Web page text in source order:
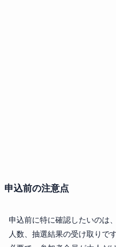
申込前の注意点
申込前に特に確認したいのは
人数、抽選結果の受け取りで